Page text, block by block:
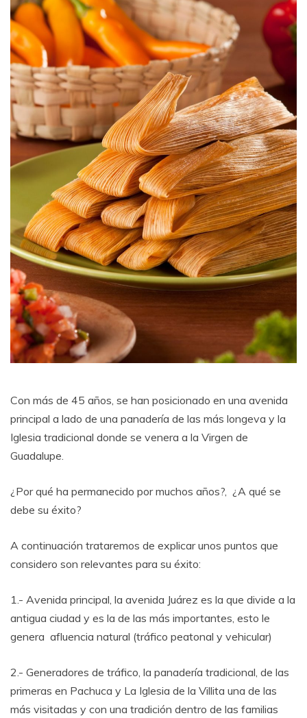
Con más de 45 años, se han posicionado en una avenida
principal a lado de una panadería de las más longeva y la
Iglesia tradicional donde se venera a la Virgen de
Guadalupe.
¿Por qué ha permanecido por muchos años?, ¿A qué se
debe su éxito?
A continuación trataremos de explicar unos puntos que
considero son relevantes para su éxito:
1.- Avenida principal, la avenida Juárez es la que divide a la
antigua ciudad y es la de las más importantes, esto le
genera afluencia natural (tráfico peatonal y vehicular)
2.- Generadores de tráfico, la panadería tradicional, de las
primeras en Pachuca y La Iglesia de la Villita una de las
más visitadas y con una tradición dentro de las familias